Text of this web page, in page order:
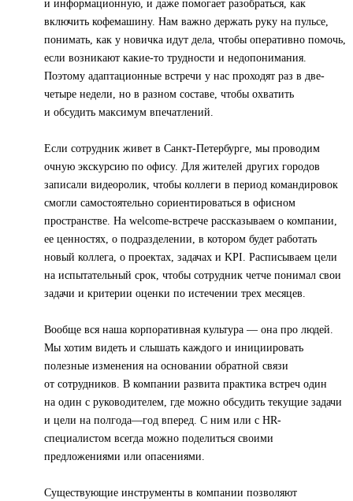
и информационную, и даже помогает разобраться, как
включить кофемашину. Нам важно держать руку на пульсе,
понимать, как у новичка идут дела, чтобы оперативно помочь,
если возникают какие-то трудности и недопонимания.
Поэтому адаптационные встречи у нас проходят раз в две-
четыре недели, но в разном составе, чтобы охватить
и обсудить максимум впечатлений.
Если сотрудник живет в Санкт-Петербурге, мы проводим
очную экскурсию по офису. Для жителей других городов
записали видеоролик, чтобы коллеги в период командировок
смогли самостоятельно сориентироваться в офисном
пространстве. На welcome-встрече рассказываем о компании,
ее ценностях, о подразделении, в котором будет работать
новый коллега, о проектах, задачах и KPI. Расписываем цели
на испытательный срок, чтобы сотрудник четче понимал свои
задачи и критерии оценки по истечении трех месяцев.
Вообще вся наша корпоративная культура — она про людей.
Мы хотим видеть и слышать каждого и инициировать
полезные изменения на основании обратной связи
от сотрудников. В компании развита практика встреч один
на один с руководителем, где можно обсудить текущие задачи
и цели на полгода—год вперед. С ним или с HR-
специалистом всегда можно поделиться своими
предложениями или опасениями.
Существующие инструменты в компании позволяют